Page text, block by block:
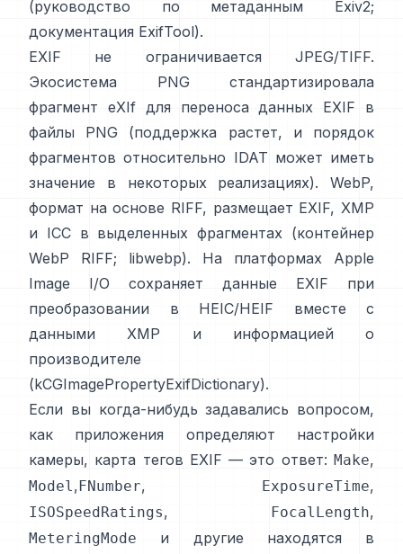
(руководство по метаданным Exiv2;
документация ExifTool).
EXIF не ограничивается JPEG/TIFF.
Экосистема PNG стандартизировала
фрагмент eXIfдля переноса данных EXIF в
файлы PNG (поддержка растет, и порядок
фрагментов относительно IDAT может иметь
значение в некоторых реализациях). WebP,
формат на основе RIFF, размещает EXIF, XMP
и ICC в выделенных фрагментах (контейнер
WebP RIFF; libwebp). На платформах Apple
Image I/O сохраняет данные EXIF при
преобразовании в HEIC/HEIF вместе с
данными XMP и информацией о
производителе
(kCGImagePropertyExifDictionary).
Если вы когда-нибудь задавались вопросом,
как приложения определяют настройки
камеры, карта тегов EXIF — это ответ: Make,
Model,FNumber, ExposureTime,
ISOSpeedRatings, FocalLength,
MeteringMode и другие находятся в